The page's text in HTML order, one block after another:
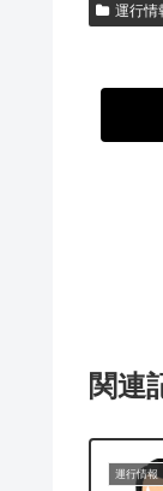
運行情
関連
運行情報